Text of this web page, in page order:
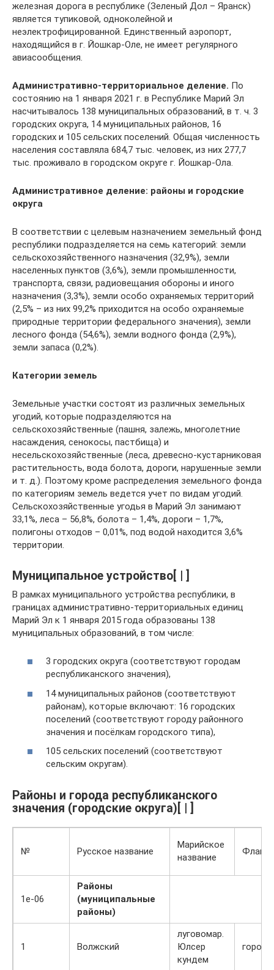
железная дорога в республике (Зеленый Дол – Яранск)
является тупиковой, одноколейной и
неэлектрофицированной. Единственный аэропорт,
находящийся в г. Йошкар-Оле, не имеет регулярного
авиасообщения.
Административно-территориальное деление. По
состоянию на 1 января 2021 г. в Республике Марий Эл
насчитывалось 138 муниципальных образований, в т. ч. 3
городских округа, 14 муниципальных районов, 16
городских и 105 сельских поселений. Общая численность
населения составляла 684,7 тыс. человек, из них 277,7
тыс. проживало в городском округе г. Йошкар-Ола.
Административное деление: районы и городские
округа
В соответствии с целевым назначением земельный фонд
республики подразделяется на семь категорий: земли
сельскохозяйственного назначения (32,9%), земли
населенных пунктов (3,6%), земли промышленности,
транспорта, связи, радиовещания обороны и иного
назначения (3,3%), земли особо охраняемых территорий
(2,5% – из них 99,2% приходится на особо охраняемые
природные территории федерального значения), земли
лесного фонда (54,6%), земли водного фонда (2,9%),
земли запаса (0,2%).
Категории земель
Земельные участки состоят из различных земельных
угодий, которые подразделяются на
сельскохозяйственные (пашня, залежь, многолетние
насаждения, сенокосы, пастбища) и
несельскохозяйственные (леса, древесно-кустарниковая
растительность, вода болота, дороги, нарушенные земли
и т. д.). Поэтому кроме распределения земельного фонда
по категориям земель ведется учет по видам угодий.
Сельскохозяйственные угодья в Марий Эл занимают
33,1%, леса – 56,8%, болота – 1,4%, дороги – 1,7%,
полигоны отходов – 0,01%, под водой находится 3,6%
территории.
Муниципальное устройство[ | ]
В рамках муниципального устройства республики, в
границах административно-территориальных единиц
Марий Эл к 1 января 2015 года образованы 138
муниципальных образований, в том числе:
3 городских округа (соответствуют городам
республиканского значения),
14 муниципальных районов (соответствуют
районам), которые включают: 16 городских
поселений (соответствуют городу районного
значения и посёлкам городского типа),
105 сельских поселений (соответствуют
сельским округам).
Районы и города республиканского
значения (городские округа)[ | ]
№ Русское название
Марийское
название
Флаг
1e-06
Районы
(муниципальные
районы)
1 Волжский
луговомар.
Юлсер
кундем
город